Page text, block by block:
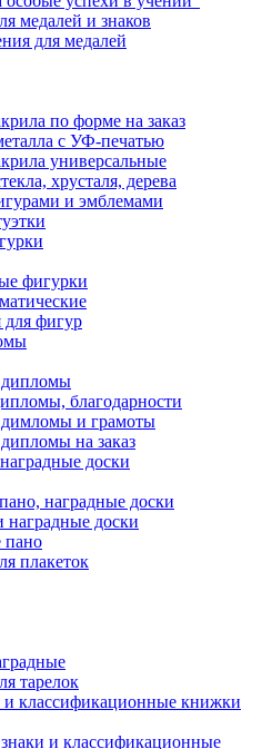
медалей и знаков
для медалей
по форме на заказ
с УФ-печатью
универсальные
хрусталя, дерева
и эмблемами
фигурки
фигур
благодарности
и грамоты
на заказ
доски
наградные доски
наградные доски
пано
плакеток
тарелок
и классификационные книжки
и классификационные